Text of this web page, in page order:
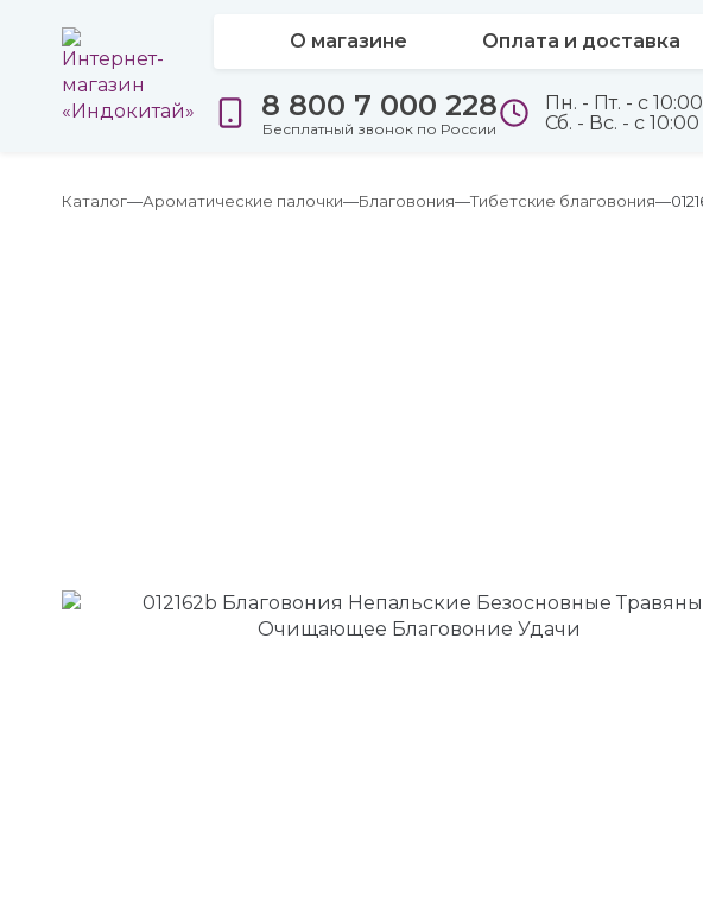
О магазине Оплата и доставка
8 800 7 000 228
Бесплатный звонок по России
Пн. - Пт. - с
Сб. - Вс. - с
Каталог Ароматические палочки Благовония Тибетские благовония